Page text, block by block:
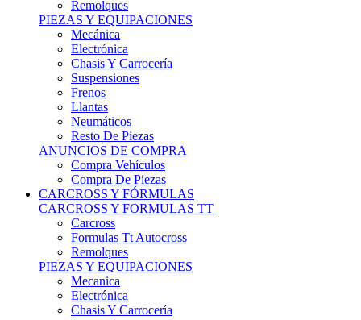
Mecánica
Electrónica
Chasis Y Carrocería
Suspensiones
Frenos
Llantas
Neumáticos
Resto De Piezas
ANUNCIOS DE COMPRA
Compra Vehículos
Compra De Piezas
CARCROSS Y FÓRMULAS
CARCROSS Y FORMULAS TT
Carcross
Formulas Tt Autocross
Remolques
PIEZAS Y EQUIPACIONES
Mecanica
Electrónica
Chasis Y Carrocería
Suspensiones